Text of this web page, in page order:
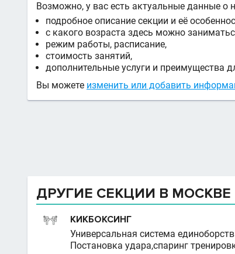
Возможно, у вас есть актуальные данные о
подробное описание секции и её
с какого возраста здесь можно
режим работы, расписание,
стоимость занятий,
дополнительные услуги и преимущества
Вы можете изменить или добавить
ДРУГИЕ СЕКЦИИ В МОСКВЕ
КИКБОКСИНГ
Универсальная система
Постановка удара,спаринг